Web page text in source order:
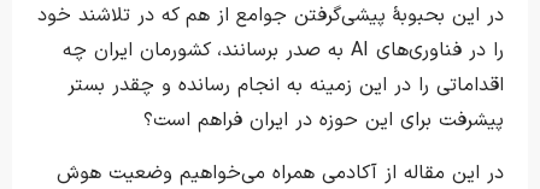
در این بحبوبهٔ پیشی‌گرفتن جوامع از هم که در تلاشند خود
را در فناوری‌های AI به صدر برسانند، کشورمان ایران چه
اقداماتی را در این زمینه به انجام رسانده و چقدر بستر
پیشرفت برای این حوزه در ایران فراهم است؟
در این مقاله از آکادمی همراه می‌خواهیم وضعیت هوش